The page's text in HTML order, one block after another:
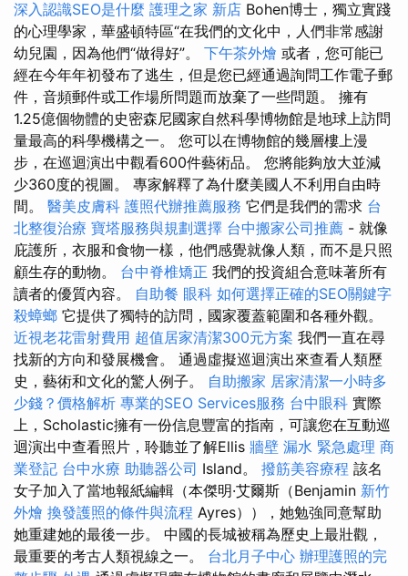
深入認識SEO是什麼 護理之家 新店 Bohen博士，獨立實踐
的心理學家，華盛頓特區“在我們的文化中，人們非常感謝
幼兒園，因為他們“做得好”。 下午茶外燴 或者，您可能已
經在今年年初發布了逃生，但是您已經通過詢問工作電子郵
件，音頻郵件或工作場所問題而放棄了一些問題。 擁有
1.25億個物體的史密森尼國家自然科學博物館是地球上訪問
量最高的科學機構之一。 您可以在博物館的幾層樓上漫
步，在巡迴演出中觀看600件藝術品。 您將能夠放大並減
少360度的視圖。 專家解釋了為什麼美國人不利用自由時
間。 醫美皮膚科 護照代辦推薦服務 它們是我們的需求 台
北整復治療 寶塔服務與規劃選擇 台中搬家公司推薦 - 就像
庇護所，衣服和食物一樣，他們感覺就像人類，而不是只照
顧生存的動物。 台中脊椎矯正 我們的投資組合意味著所有
讀者的優質內容。 自助餐 眼科 如何選擇正確的SEO關鍵字
殺蟑螂 它提供了獨特的訪問，國家覆蓋範圍和各種外觀。
近視老花雷射費用 超值居家清潔300元方案 我們一直在尋
找新的方向和發展機會。 通過虛擬巡迴演出來查看人類歷
史，藝術和文化的驚人例子。 自助搬家 居家清潔一小時多
少錢？價格解析 專業的SEO Services服務 台中眼科 實際
上，Scholastic擁有一份信息豐富的指南，可讓您在互動巡
迴演出中查看照片，聆聽並了解Ellis 牆壁 漏水 緊急處理 商
業登記 台中水療 助聽器公司 Island。 撥筋美容療程 該名
女子加入了當地報紙編輯（本傑明·艾爾斯（Benjamin 新竹
外燴 換發護照的條件與流程 Ayres）），她勉強同意幫助
她重建她的最後一步。 中國的長城被稱為歷史上最壯觀，
最重要的考古人類視線之一。 台北月子中心 辦理護照的完